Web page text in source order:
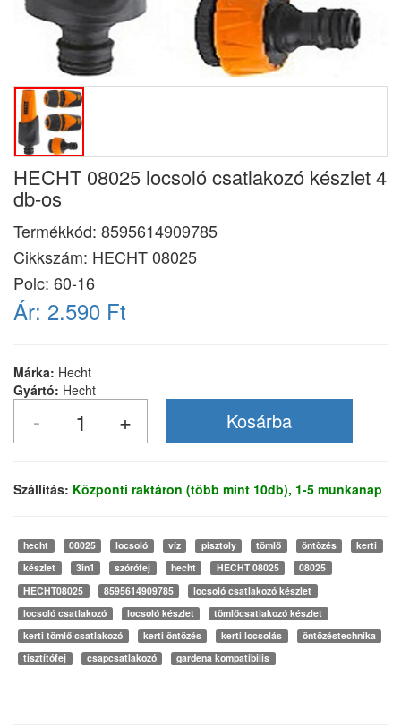
HECHT 08025 locsoló csatlakozó készlet 4
db-os
Termékkód: 8595614909785
Cikkszám: HECHT 08025
Polc: 60-16
Ár: 2.590 Ft
Márka: Hecht
Gyártó: Hecht
Szállítás: Központi raktáron (több mint 10db), 1-5 munkanap
hecht 08025 locsoló víz pisztoly tömlő öntözés
kerti
készlet
3in1 szórófej hecht HECHT 08025
08025
HECHT08025
8595614909785
locsoló csatlakozó készlet
locsoló csatlakozó
locsoló készlet
tömlőcsatlakozó készlet
kerti tömlő csatlakozó
kerti öntözés kerti locsolás
öntözéstechnika
tisztítófej
csapcsatlakozó gardena kompatibilis